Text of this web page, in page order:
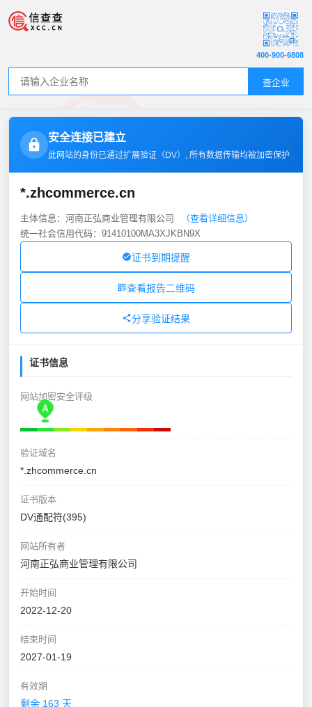
查企业
400-900-6808
安全连接已建立
此网站的身份已通过扩展验证（DV）, 所有数据传输均被加密保护
*.zhcommerce.cn
主体信息：河南正弘商业管理有限公司
（查看详细信息）
统一社会信用代码：91410100MA3XJKBN9X
证书到期提醒
查看报告二维码
分享验证结果
证书信息
网站加密安全评级
验证域名
*.zhcommerce.cn
证书版本
DV通配符(395)
网站所有者
河南正弘商业管理有限公司
开始时间
2022-12-20
结束时间
2027-01-19
有效期
剩余 163 天